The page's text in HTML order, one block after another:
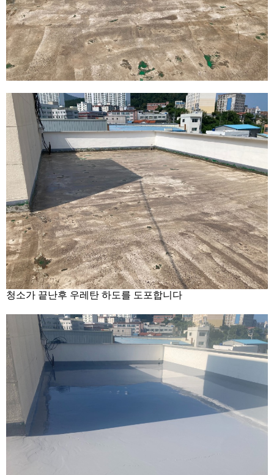
청소가 끝난후 우레탄 하도를 도포합니다